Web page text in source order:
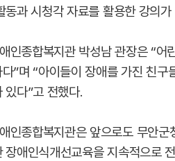
동과 시청각 자료를 활용한 강의
인종합복지관 박성남 관장은 “
”며 “아이들이 장애를 가진 친
있다”고 전했다.
인종합복지관은 앞으로도 무안
장애인식개선교육을 지속적으로